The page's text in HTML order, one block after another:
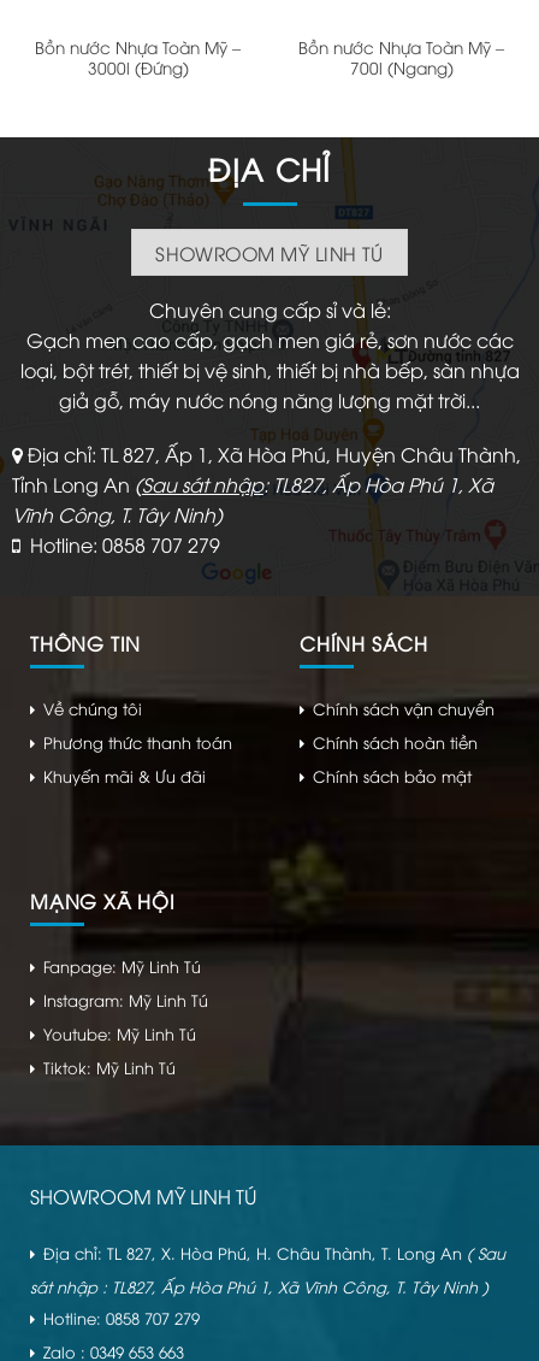
Bồn nước Nhựa Toàn Mỹ –
3000l (Đứng)
Bồn nước Nhựa Toàn Mỹ –
700l (Ngang)
ĐỊA CHỈ
SHOWROOM MỸ LINH TÚ
Chuyên cung cấp sỉ và lẻ:
Gạch men cao cấp, gạch men giá rẻ, sơn nước các
loại, bột trét, thiết bị vệ sinh, thiết bị nhà bếp, sàn nhựa
giả gỗ, máy nước nóng năng lượng mặt trời...
Địa chỉ: TL 827, Ấp 1, Xã Hòa Phú, Huyện Châu Thành,
Tỉnh Long An (Sau sát nhập: TL827, Ấp Hòa Phú 1, Xã
Vĩnh Công, T. Tây Ninh)
Hotline: 0858 707 279
THÔNG TIN
Về chúng tôi
Phương thức thanh toán
Khuyến mãi & Ưu đãi
CHÍNH SÁCH
Chính sách vận chuyển
Chính sách hoàn tiền
Chính sách bảo mật
MẠNG XÃ HỘI
Fanpage: Mỹ Linh Tú
Instagram: Mỹ Linh Tú
Youtube: Mỹ Linh Tú
Tiktok: Mỹ Linh Tú
SHOWROOM MỸ LINH TÚ
Địa chỉ: TL 827, X. Hòa Phú, H. Châu Thành, T. Long An ( Sau
sát nhập : TL827, Ấp Hòa Phú 1, Xã Vĩnh Công, T. Tây Ninh )
Hotline: 0858 707 279
Zalo : 0349 653 663